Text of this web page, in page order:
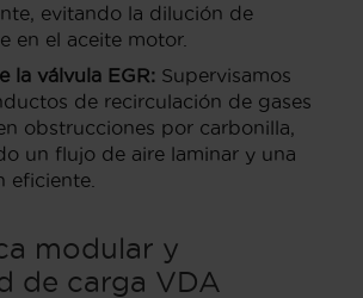
evitando la dilución de
en el aceite motor.
la válvula EGR: Supervisamos
de recirculación de gases
obstrucciones por carbonilla,
un flujo de aire laminar y una
eficiente.
modular y
de carga VDA